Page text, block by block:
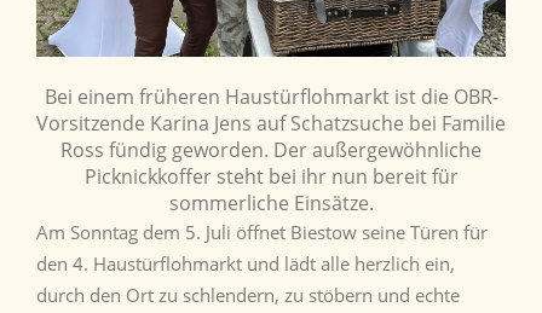
Bei einem früheren Haustürflohmarkt ist die OBR-
Vorsitzende Karina Jens auf Schatzsuche bei Familie
Ross fündig geworden. Der außergewöhnliche
Picknickkoffer steht bei ihr nun bereit für
sommerliche Einsätze.
Am Sonntag dem 5. Juli öffnet Biestow seine Türen für
den 4. Haustürflohmarkt und lädt alle herzlich ein,
durch den Ort zu schlendern, zu stöbern und echte